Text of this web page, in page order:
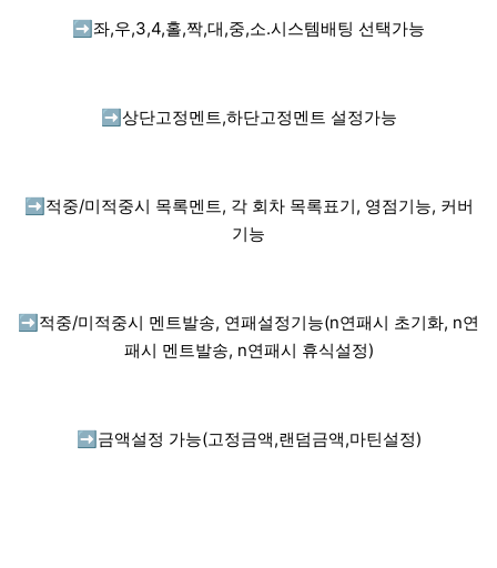
➡️ 좌,우,3,4,홀,짝,대,중,소.시스템배팅 선택가능
➡️ 상단고정멘트,하단고정멘트 설정가능
➡️ 적중/미적중시 목록멘트, 각 회차 목록표기, 영점기능, 커버
기능
➡️ 적중/미적중시 멘트발송, 연패설정기능(n연패시 초기화, n연
패시 멘트발송, n연패시 휴식설정)
➡️ 금액설정 가능(고정금액,랜덤금액,마틴설정)